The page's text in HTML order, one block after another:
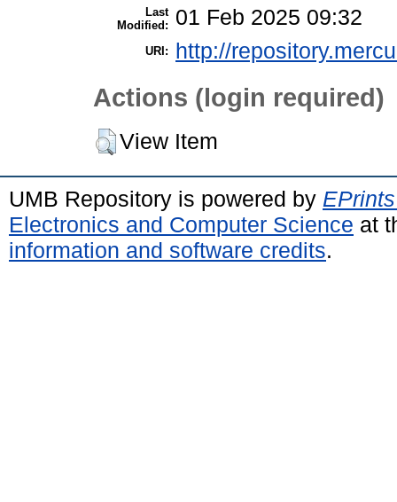
Last
Modified:
01 Feb 2025 09:32
URI: http://
Actions (login required)
View Item
UMB Repository is powered by
Electronics and Computer Science at
information and software credits.